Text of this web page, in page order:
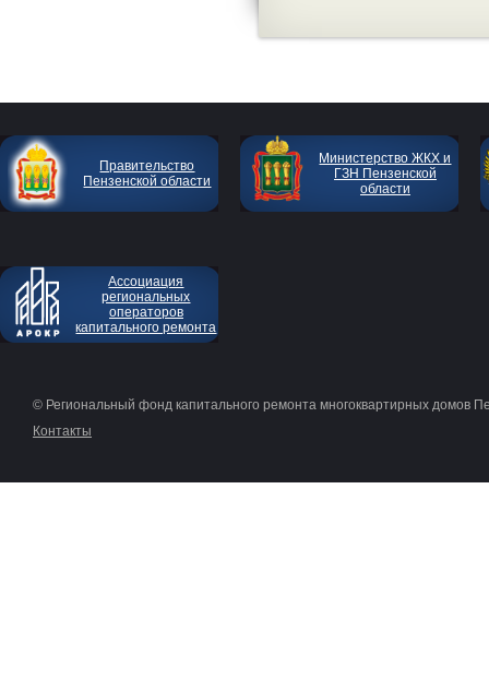
Правительство
Пензенской области
Министерство ЖКХ и
ГЗН Пензенской
области
Ассоциация
региональных
операторов
капитального ремонта
© Региональный фонд капитального ремонта многоквартирных домов
Контакты